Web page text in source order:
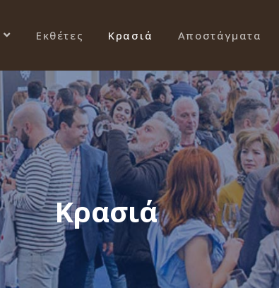
Εκθέτες Κρασιά Αποστάγματα
Κρασιά